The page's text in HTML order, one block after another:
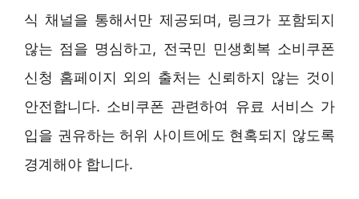
식 채널을 통해서만 제공되며, 링크가 포함되지
않는 점을 명심하고, 전국민 민생회복 소비쿠폰
신청 홈페이지 외의 출처는 신뢰하지 않는 것이
안전합니다. 소비쿠폰 관련하여 유료 서비스 가
입을 권유하는 허위 사이트에도 현혹되지 않도록
경계해야 합니다.